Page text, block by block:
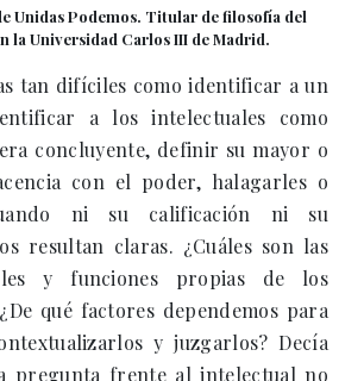
Unidas Podemos. Titular de filosofía del
la Universidad Carlos III de Madrid.
tan difíciles como identificar a un
a los intelectuales como
concluyente, definir su mayor o
con el poder, halagarles o
ni su calificación ni su
resultan claras. ¿Cuáles son las
y funciones propias de los
qué factores dependemos para
y juzgarlos? Decía
pregunta frente al intelectual no